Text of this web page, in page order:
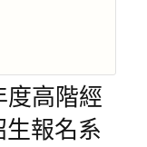
高階經
報名系